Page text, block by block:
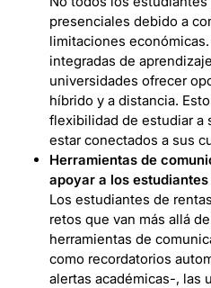
presenciales debido a
limitaciones
integradas de
universidades ofrecer
híbrido y a distancia.
flexibilidad de estudiar a
estar conectados a sus
Herramientas de
apoyar a los
Los estudiantes de
retos que van más allá
herramientas de
como recordatorios
alertas académicas-, las